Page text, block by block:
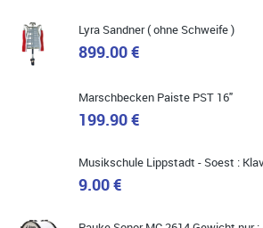
abholen musste. Top!
Quelle: Google-Rezension
Marie-Luise Mroß
Lyra Sandner ( ohne Schweife )
899.00 €
Marschbecken Paiste PST 16"
199.90 €
9.00 €